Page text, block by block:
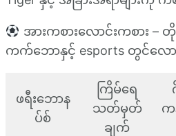
အားကစားလောင်းကစား
ကက်ဘောနှင့် esports တွင်လောင်
ဖရီးဘောန
ပ်စ်
ကြိမ်ရေ
သတ်မှတ်
ချက်
က